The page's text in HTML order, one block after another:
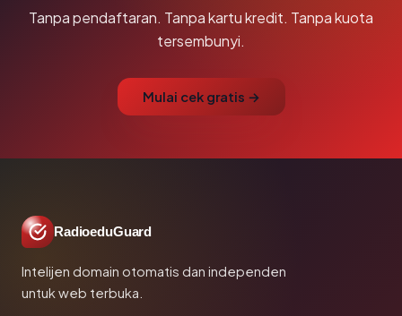
Tanpa pendaftaran. Tanpa kartu kredit. Tanpa kuota
tersembunyi.
Mulai cek gratis →
RadioeduGuard
Intelijen domain otomatis dan independen
untuk web terbuka.